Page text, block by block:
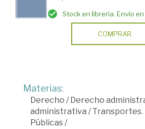
Stock en librería. Envío
COMPRAR
Materias:
Derecho /Derecho
administrativa /Transportes.
Públicas /